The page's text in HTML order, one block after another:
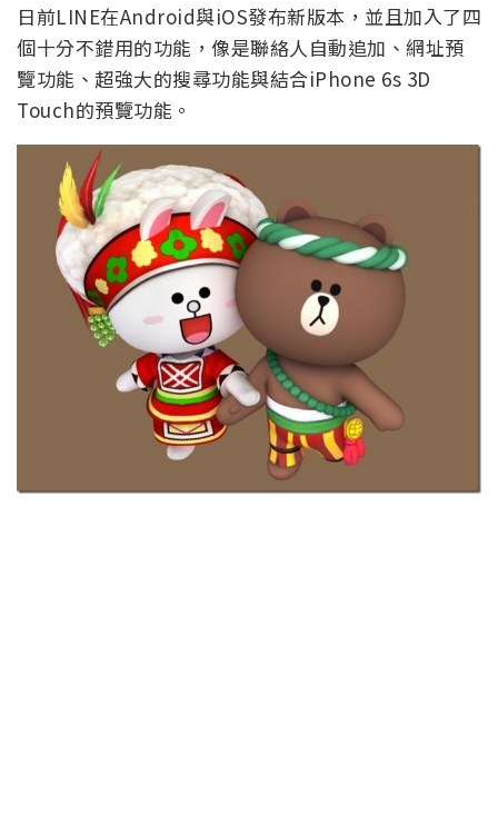
日前LINE在Android與iOS發布新版本，並且加入了四
個十分不錯用的功能，像是聯絡人自動追加、網址預
覽功能、超強大的搜尋功能與結合iPhone 6s 3D
Touch的預覽功能。